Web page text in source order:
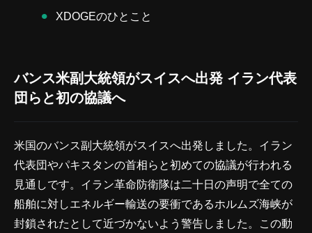
XDOGEのひとこと
バンス米副大統領がスイスへ出発 イラン代表
団らと初の協議へ
米国のバンス副大統領がスイスへ出発しました。イラン
代表団やパキスタンの首相らと初めての協議が行われる
見通しです。イラン革命防衛隊は二十日の声明で全ての
船舶に対しエネルギー輸送の要衝であるホルムズ海峡が
封鎖されたとして近づかないよう警告しました。この動